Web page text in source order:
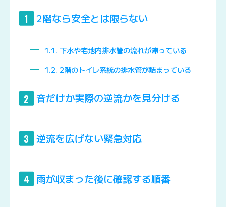
1 2階なら安全とは限らない
1.1 下水や宅地内排水管の流れが滞っている
1.2 2階のトイレ系統の排水管が詰まっている
2 音だけか実際の逆流かを見分ける
3 逆流を広げない緊急対応
4 雨が収まった後に確認する順番